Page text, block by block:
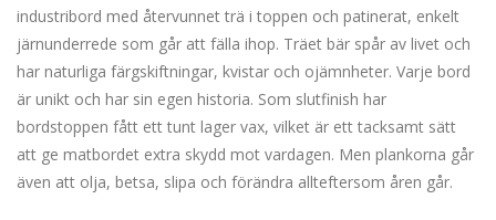
industribord med återvunnet trä i toppen och patinerat, enkelt
järnunderrede som går att fälla ihop. Träet bär spår av livet och
har naturliga färgskiftningar, kvistar och ojämnheter. Varje bord
är unikt och har sin egen historia. Som slutfinish har
bordstoppen fått ett tunt lager vax, vilket är ett tacksamt sätt
att ge matbordet extra skydd mot vardagen. Men plankorna går
även att olja, betsa, slipa och förändra allteftersom åren går.